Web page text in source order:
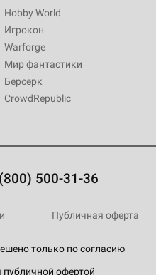
Hobby World
Игрокон
Warforge
Мир фантастики
Берсерк
CrowdRepublic
500-31-36
только по согласию
офертой
Публичная оферта